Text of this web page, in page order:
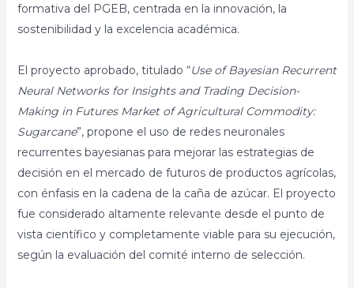
formativa del PGEB, centrada en la innovación, la
sostenibilidad y la excelencia académica.
El proyecto aprobado, titulado “Use of Bayesian Recurrent
Neural Networks for Insights and Trading Decision-
Making in Futures Market of Agricultural Commodity:
Sugarcane”, propone el uso de redes neuronales
recurrentes bayesianas para mejorar las estrategias de
decisión en el mercado de futuros de productos agrícolas,
con énfasis en la cadena de la caña de azúcar. El proyecto
fue considerado altamente relevante desde el punto de
vista científico y completamente viable para su ejecución,
según la evaluación del comité interno de selección.